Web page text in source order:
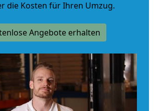
die Kosten für Ihren Umzug.
Angebote erhalten